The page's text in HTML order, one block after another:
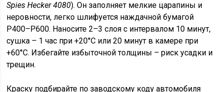
Spies Hecker 4080). Он заполняет мелкие царапины и
неровности, легко шлифуется наждачной бумагой
P400–P600. Наносите 2–3 слоя с интервалом 10 минут,
сушка – 1 час при +20°C или 20 минут в камере при
+60°C. Избегайте избыточной толщины – риск усадки и
трещин.
Краску подбирайте по заводскому коду автомобиля